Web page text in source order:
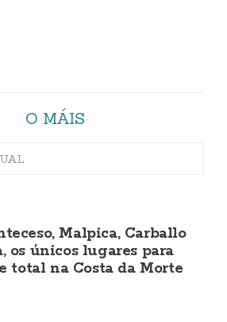
O MÁIS
Malpica, Carballo
os únicos lugares para
total na Costa da Morte